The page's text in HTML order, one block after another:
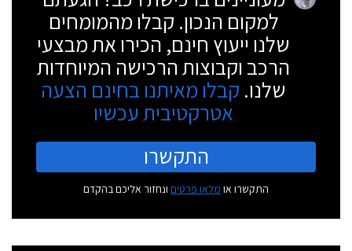
למקום הנכון. קבלו מהמומחים
שלנו ייעוץ חינם, הכירו את מבצעי
הרכב וקבוצות הרכישה המיוחדות
שלנו. קבלו מאיתנו בחינם הצעה
אטרקטיבית עכשיו
התקשרו
התקשרו או מלאו פרטים ונחזור אליכם בהקדם